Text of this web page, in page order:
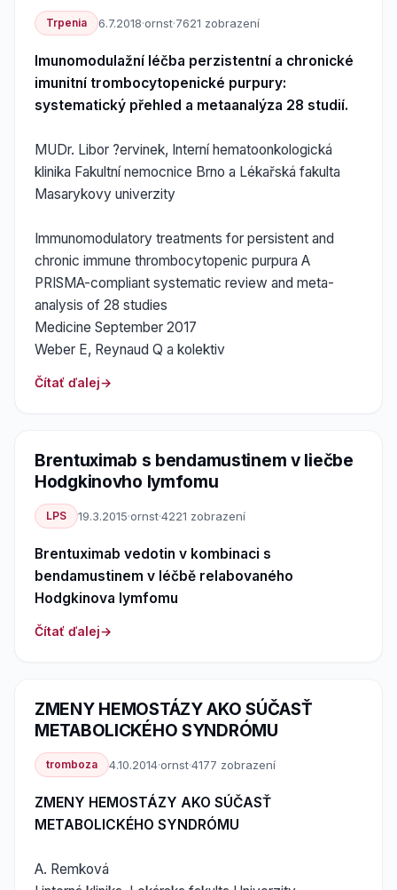
Trpenia 6.7.2018·ornst·7621 zobrazení
Imunomodulažní léčba perzistentní a chronické
imunitní trombocytopenické purpury:
systematický přehled a metaanalýza 28 studií.
MUDr. Libor ?ervinek, Interní hematoonkologická
klinika Fakultní nemocnice Brno a Lékařská fakulta
Masarykovy univerzity
Immunomodulatory treatments for persistent and
chronic immune thrombocytopenic purpura A
PRISMA-compliant systematic review and meta-
analysis of 28 studies
Medicine September 2017
Weber E, Reynaud Q a kolektiv
Čítať ďalej
Brentuximab s bendamustinem v liečbe
Hodgkinovho lymfomu
LPS 19.3.2015·ornst·4221 zobrazení
Brentuximab vedotin v kombinaci s
bendamustinem v léčbě relabovaného
Hodgkinova lymfomu
Čítať ďalej
ZMENY HEMOSTÁZY AKO SÚČASŤ
METABOLICKÉHO SYNDRÓMU
tromboza 4.10.2014·ornst·4177 zobrazení
ZMENY HEMOSTÁZY AKO SÚČASŤ
METABOLICKÉHO SYNDRÓMU
A. Remková